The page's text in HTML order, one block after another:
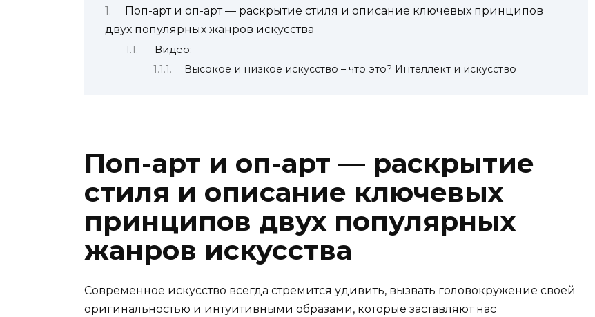
Поп-арт и оп-арт — раскрытие стиля и описание ключевых принципов
двух популярных жанров искусства
Видео:
Высокое и низкое искусство – что это? Интеллект и искусство
Поп-арт и оп-арт — раскрытие
стиля и описание ключевых
принципов двух популярных
жанров искусства
Современное искусство всегда стремится удивить, вызвать головокружение своей
оригинальностью и интуитивными образами, которые заставляют нас